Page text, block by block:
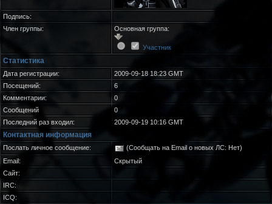
Подпись:
Член группы:
Основная группа:
Участник
Статистика
Дата регистрации:
2009-09-18 18:23 GMT
Посещений:
6
Комментарии:
0
Сообщений
0
Последний раз входил:
2009-09-19 10:16 GMT
Контактная информация
Послать личное сообщение:
(Сообщать на Email о новых ЛС: Нет)
Email:
Скрытый
Сайт:
IRC:
ICQ: